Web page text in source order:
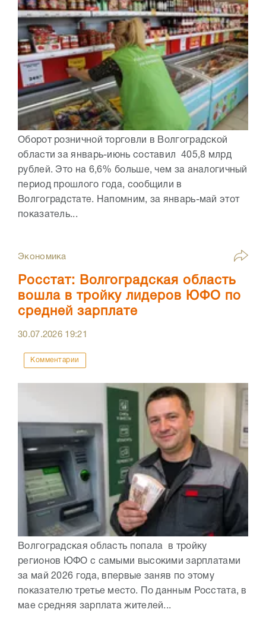
Оборот розничной торговли в Волгоградской
области за январь-июнь составил 405,8 млрд
рублей. Это на 6,6% больше, чем за аналогичный
период прошлого года, сообщили в
Волгоградстате. Напомним, за январь-май этот
показатель...
Экономика
Росстат: Волгоградская область
вошла в тройку лидеров ЮФО по
средней зарплате
30.07.2026 19:21
Комментарии
Волгоградская область попала в тройку
регионов ЮФО с самыми высокими зарплатами
за май 2026 года, впервые заняв по этому
показателю третье место. По данным Росстата, в
мае средняя зарплата жителей...